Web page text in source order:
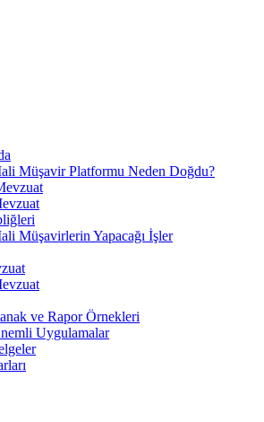
Müşavir Platformu Neden Doğdu?
Müşavirlerin Yapacağı İşler
ve Rapor Örnekleri
Uygulamalar